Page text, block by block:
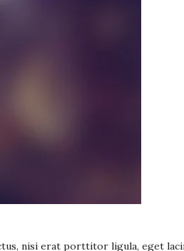
nisi erat porttitor ligula, eget